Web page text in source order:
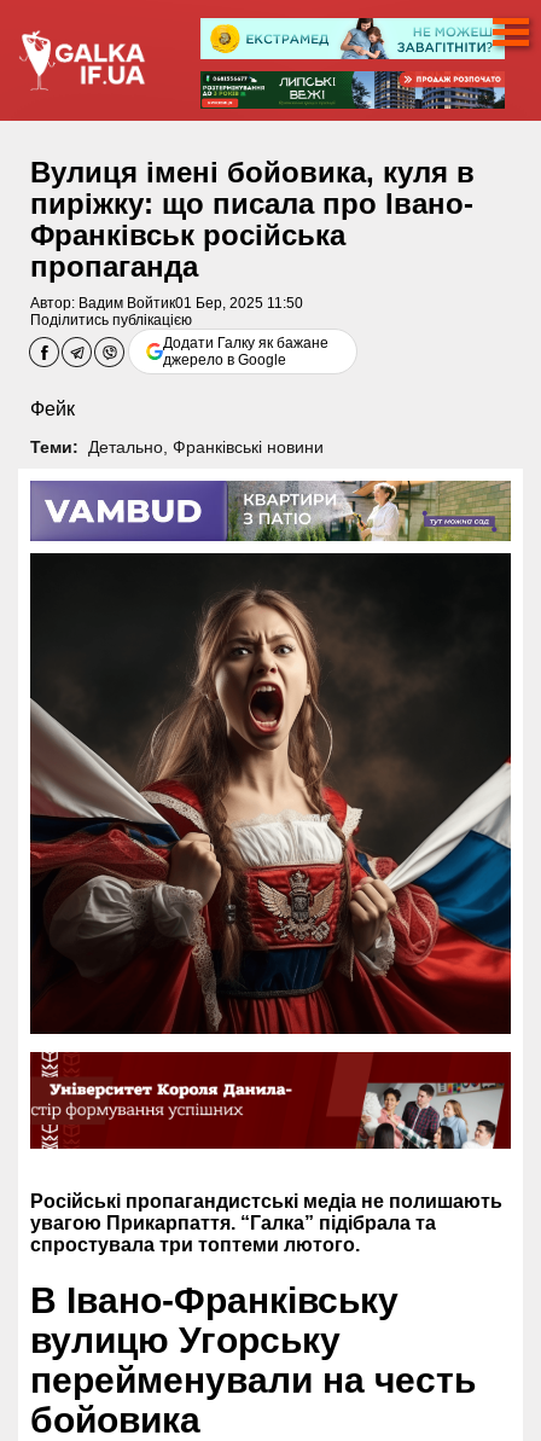
Вулиця імені бойовика, куля в
пиріжку: що писала про Івано-
Франківськ російська
пропаганда
Автор: Вадим Войтик01 Бер, 2025 11:50
Поділитись публікацією
Додати Галку як бажане
джерело в Google
Фейк
Теми: Детально, Франківські новини
Російські пропагандистські медіа не полишають
увагою Прикарпаття. “Галка” підібрала та
спростувала три топтеми лютого.
В Івано-Франківську
вулицю Угорську
перейменували на честь
бойовика